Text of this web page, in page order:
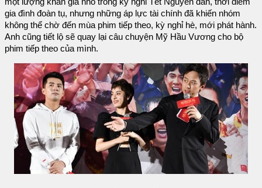
gia đình đoàn tụ, nhưng những áp lực tài chính đã khiến nhóm
không thể chờ đến mùa phim tiếp theo, kỳ nghỉ hè, mới phát hành.
Anh cũng tiết lộ sẽ quay lại câu chuyện Mỹ Hầu Vương cho bộ
phim tiếp theo của mình.